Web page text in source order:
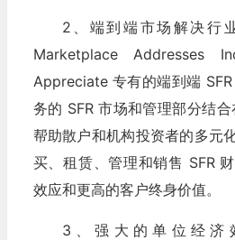
2、端到端市场解决行
Marketplace Addresses
Appreciate 专有的端到端
务的 SFR 市场和管理部分结
帮助散户和机构投资者的多元
买、租赁、管理和销售 SFR
效应和更高的客户终身价值。
3、强大的单位经济